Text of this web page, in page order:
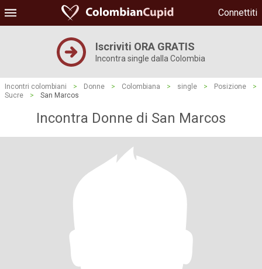
Connettiti
Iscriviti ORA GRATIS
Incontra single dalla Colombia
Incontri colombiani > Donne > Colombiana > single > Posizione
>
Sucre
> San Marcos
Incontra Donne di San Marcos